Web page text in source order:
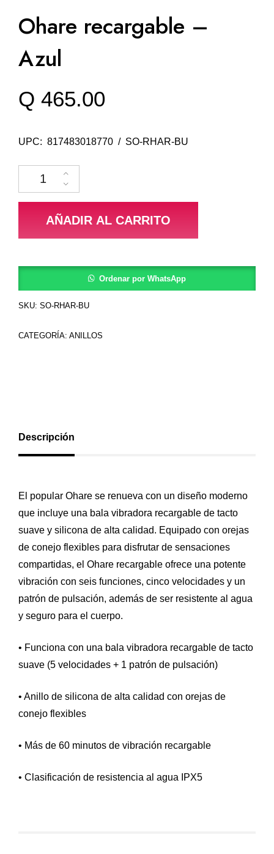
Ohare recargable –
Azul
Q 465.00
UPC: 817483018770 / SO-RHAR-BU
Ohare recargable - Azul cantidad
AÑADIR AL CARRITO
Ordenar por WhatsApp
SKU: SO-RHAR-BU
CATEGORÍA: ANILLOS
Descripción
El popular Ohare se renueva con un diseño moderno
que incluye una bala vibradora recargable de tacto
suave y silicona de alta calidad. Equipado con orejas
de conejo flexibles para disfrutar de sensaciones
compartidas, el Ohare recargable ofrece una potente
vibración con seis funciones, cinco velocidades y un
patrón de pulsación, además de ser resistente al agua
y seguro para el cuerpo.
• Funciona con una bala vibradora recargable de tacto
suave (5 velocidades + 1 patrón de pulsación)
• Anillo de silicona de alta calidad con orejas de
conejo flexibles
• Más de 60 minutos de vibración recargable
• Clasificación de resistencia al agua IPX5